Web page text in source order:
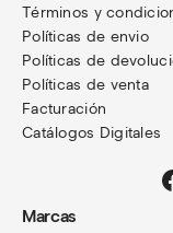
Términos y
Políticas de envio
Políticas de
Políticas de venta
Facturación
Catálogos Digitales
Marcas